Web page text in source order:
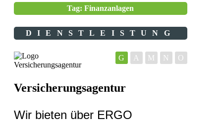
Tag: Finanzanlagen
DIENSTLEISTUNG
O
N
M
A
G
Versicherungsagentur
Wir bieten über ERGO